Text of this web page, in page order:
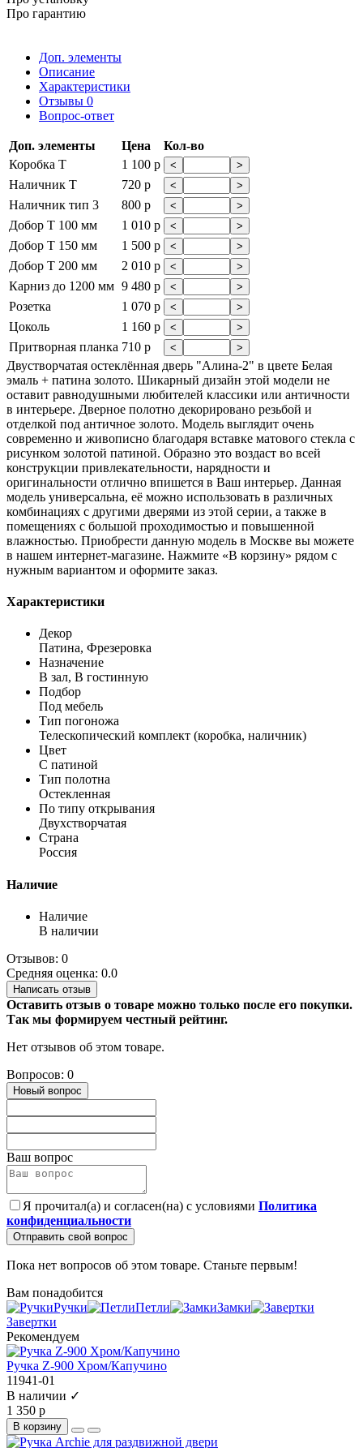
Про гарантию
Доп. элементы
Описание
Характеристики
Отзывы 0
Вопрос-ответ
Доп. элементы Цена
Кол-во
Коробка Т
1 100 р < >
Наличник Т 720 р < >
Наличник тип 3 800 р < >
Добор Т 100 мм 1 010 р < >
Добор Т 150 мм 1 500 р < >
Добор Т 200 мм 2 010 р < >
Карниз до 1200 мм 9 480 р < >
Розетка 1 070 р < >
Цоколь 1 160 р < >
Притворная планка 710 р < >
Двустворчатая остеклённая дверь "Алина-2" в цвете Белая
эмаль + патина золото. Шикарный дизайн этой модели не
оставит равнодушными любителей классики или античности
в интерьере. Дверное полотно декорировано резьбой и
отделкой под античное золото. Модель выглядит очень
современно и живописно благодаря вставке матового стекла с
рисунком золотой патиной. Образно это воздаст во всей
конструкции привлекательности, нарядности и
оригинальности отлично впишется в Ваш интерьер. Данная
модель универсальна, её можно использовать в различных
комбинациях с другими дверями из этой серии, а также в
помещениях с большой проходимостью и повышенной
влажностью. Приобрести данную модель в Москве вы можете
в нашем интернет-магазине. Нажмите «В корзину» рядом с
нужным вариантом и оформите заказ.
Характеристики
Декор
Патина, Фрезеровка
Назначение
В зал, В гостинную
Подбор
Под мебель
Тип погоножа
Телескопический комплект (коробка, наличник)
Цвет
С патиной
Тип полотна
Остекленная
По типу открывания
Двухстворчатая
Страна
Россия
Наличие
Наличие
В наличии
Отзывов: 0
Средняя оценка: 0.0
Написать отзыв
Оставить отзыв о товаре можно только после его покупки.
Так мы формируем честный рейтинг.
Нет отзывов об этом товаре.
Вопросов: 0
Новый вопрос
Ваш вопрос
Я прочитал(а) и согласен(на) с условиями Политика
конфиденциальности
Отправить свой вопрос
Пока нет вопросов об этом товаре. Станьте первым!
Вам понадобится
Ручки
Петли
Замки
Завертки
Рекомендуем
Ручка Z-900 Хром/Капучино
11941-01
В наличии ✓
1 350 р
В корзину